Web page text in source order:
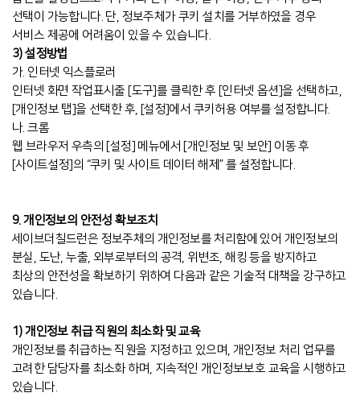
선택이 가능합니다. 단, 정보주체가 쿠키 설치를 거부하였을 경우
서비스 제공에 어려움이 있을 수 있습니다.
3) 설정방법
가. 인터넷 익스플로러
인터넷 화면 작업표시줄 [도구]를 클릭한 후 [인터넷 옵션]을 선택하고,
[개인정보 탭]을 선택한 후, [설정]에서 쿠키허용 여부를 설정합니다.
나. 크롬
웹 브라우저 우측의 [설정] 메뉴에서 [개인정보 및 보안] 이동 후
[사이트설정]의 “쿠키 및 사이트 데이터 해제” 를 설정합니다.
9. 개인정보의 안전성 확보조치
세이브더칠드런은 정보주체의 개인정보를 처리함에 있어 개인정보의
분실, 도난, 누출, 외부로부터의 공격, 위변조, 해킹 등을 방지하고
최상의 안전성을 확보하기 위하여 다음과 같은 기술적 대책을 강구하고
있습니다.
1) 개인정보 취급 직원의 최소화 및 교육
개인정보를 취급하는 직원을 지정하고 있으며, 개인정보 처리 업무를
고려한 담당자를 최소화 하며, 지속적인 개인정보보호 교육을 시행하고
있습니다.